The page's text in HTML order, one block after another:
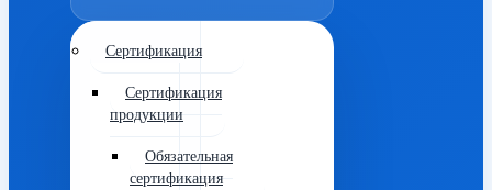
Сертификация
Сертификация
продукции
Обязательная
сертификация